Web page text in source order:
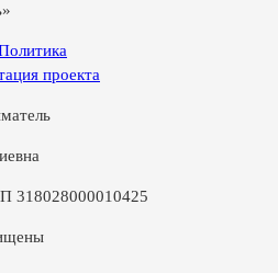
проекта
318028000010425